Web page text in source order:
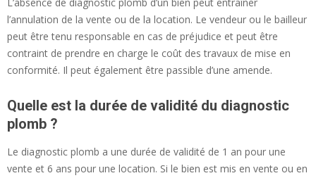
L’absence de diagnostic plomb d’un bien peut entraîner
l’annulation de la vente ou de la location. Le vendeur ou le bailleur
peut être tenu responsable en cas de préjudice et peut être
contraint de prendre en charge le coût des travaux de mise en
conformité. Il peut également être passible d’une amende.
Quelle est la durée de validité du diagnostic
plomb ?
Le diagnostic plomb a une durée de validité de 1 an pour une
vente et 6 ans pour une location. Si le bien est mis en vente ou en